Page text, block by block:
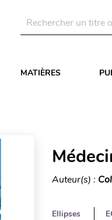
MATIÈRES
Auteur(s) :
Ellipses